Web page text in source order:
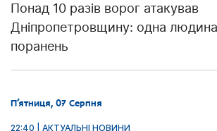
Понад 10 разів ворог атакував
Дніпропетровщину: одна людина
поранень
П’ятниця, 07 Серпня
22:40 | АКТУАЛЬНІ НОВИНИ